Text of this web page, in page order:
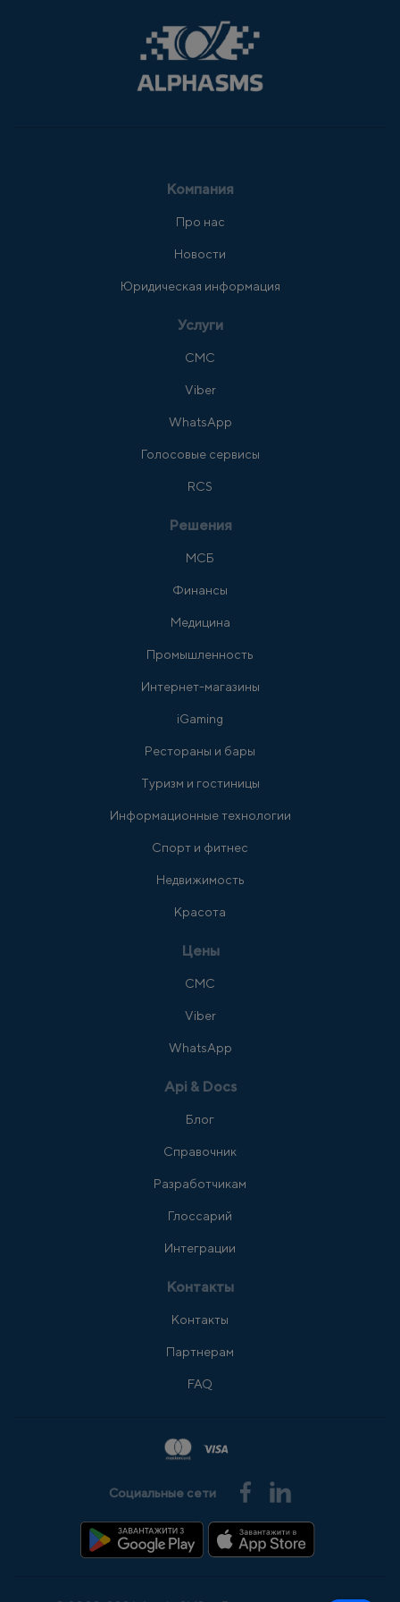
Компания
Про нас
Новости
Юридическая информация
Услуги
СМС
Viber
WhatsApp
Голосовые сервисы
RCS
Решения
МСБ
Финансы
Медицина
Промышленность
Интернет-магазины
iGaming
Рестораны и бары
Туризм и гостиницы
Информационные технологии
Спорт и фитнес
Недвижимость
Красота
Цены
СМС
Viber
WhatsApp
Api & Docs
Блог
Справочник
Разработчикам
Глоссарий
Интеграции
Контакты
Контакты
Партнерам
FAQ
Социальные сети